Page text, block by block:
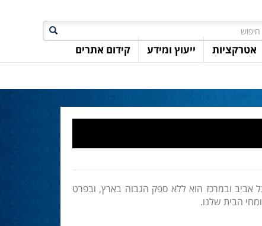
חיפוש
אטרקציות ייעוץ ומידע
קידום אתרים
אביב ובמרכז הוא ללא ספק הגבוה בארץ, ובפרט
הבית שלנו.